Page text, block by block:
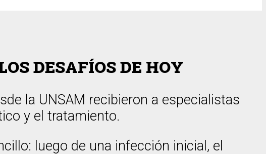
DESAFÍOS DE HOY
la UNSAM recibieron a especialistas
y el tratamiento.
luego de una infección inicial, el